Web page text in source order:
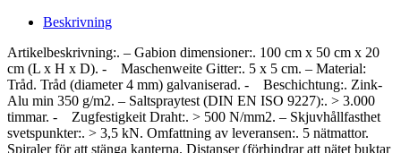
Beskrivning
Artikelbeskrivning:. – Gabion dimensioner:. 100 cm x 50 cm x 20
cm (L x H x D). - Maschenweite Gitter:. 5 x 5 cm. – Material:
Tråd. Tråd (diameter 4 mm) galvaniserad. - Beschichtung:. Zink-
Alu min 350 g/m2. – Saltspraytest (DIN EN ISO 9227):. > 3.000
timmar. - Zugfestigkeit Draht:. > 500 N/mm2. – Skjuvhållfasthet
svetspunkter:. > 3,5 kN. Omfattning av leveransen:. 5 nätmattor.
Spiraler för att stänga kanterna. Distanser (förhindrar att nätet buktar